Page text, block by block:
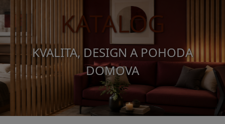
KATALOG
KVALITA, DESIGN A POHODA
DOMOVA